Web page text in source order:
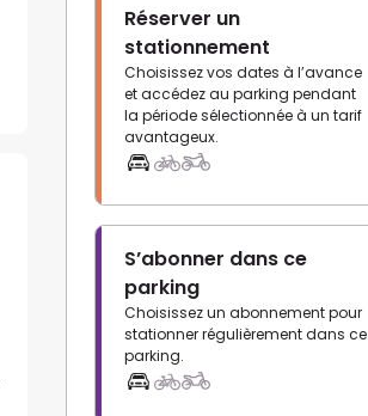
Réserver un
stationnement
Choisissez vos dates à l’avance
et accédez au parking pendant
la période sélectionnée à un tarif
avantageux.
S’abonner dans ce
parking
Choisissez un abonnement pour
stationner régulièrement dans ce
parking.